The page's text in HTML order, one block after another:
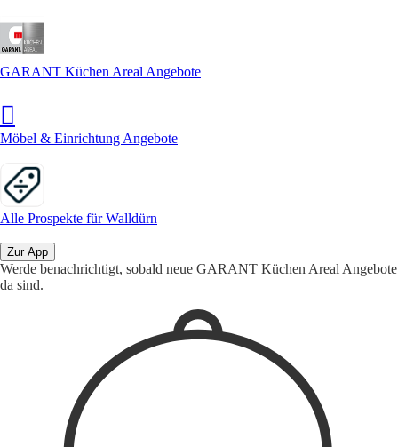
GARANT Küchen Areal Angebote
Möbel & Einrichtung Angebote
Alle Prospekte für Walldürn
Zur App
Werde benachrichtigt, sobald neue GARANT Küchen Areal Angebote
da sind.